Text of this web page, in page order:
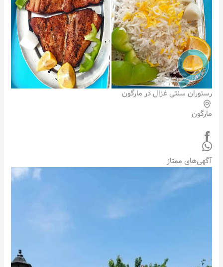
رستوران سنتی غزال در مارگون
مارگون
آگهی‌های ممتاز